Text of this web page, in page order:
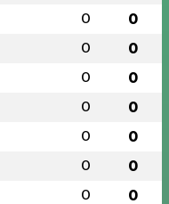
0 0
0 0
0 0
0 0
0 0
0 0
0 0